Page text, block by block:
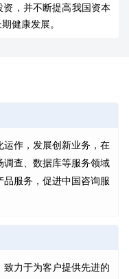
，并不断提高我国资本
健康发展。
运作，发展创新业务，在
调查、数据库等服务领域
服务，促进中国咨询服
力于为客户提供先进的